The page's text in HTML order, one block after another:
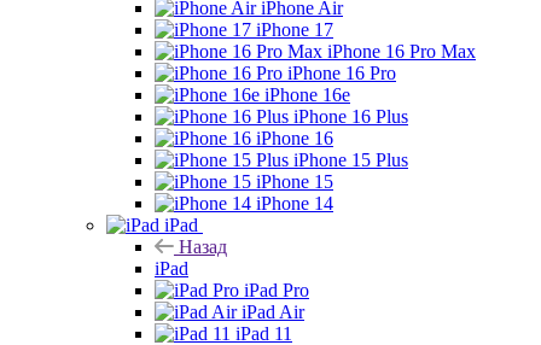
iPhone Air
iPhone 17
iPhone 16 Pro Max
iPhone 16 Pro
iPhone 16e
iPhone 16 Plus
iPhone 16
iPhone 15 Plus
iPhone 15
iPhone 14
iPad
Назад
iPad
iPad Pro
iPad Air
iPad 11